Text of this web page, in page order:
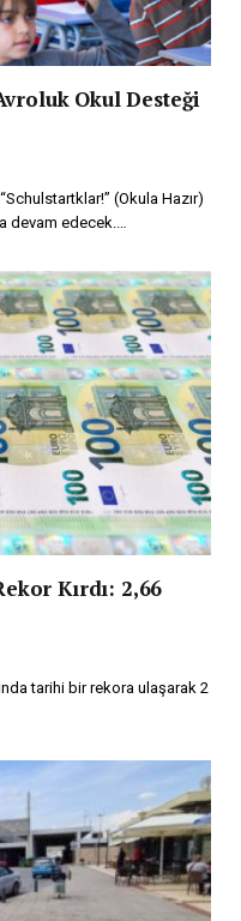
Okul Desteği
(Okula Hazır)
devam edecek.…
Kırdı: 2,66
tarihi bir rekora ulaşarak 2